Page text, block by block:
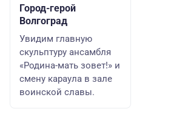
Город-герой
Волгоград
Увидим главную
скульптуру ансамбля
«Родина-мать зовет!» и
смену караула в зале
воинской славы.